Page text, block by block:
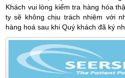
Khách vui lòng kiểm tra hàng hóa
ty sẽ không chịu trách nhiệm với
hàng hoá sau khi Quý khách đã ký